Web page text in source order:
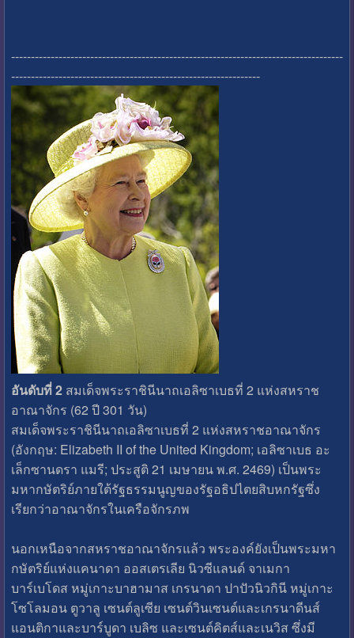
------------------------------------------------------------------------------------
---------------------------------------------------------------
อันดับที่ 2สมเด็จพระราชินีนาถเอลิซาเบธที่ 2 แห่งสหราช
อาณาจักร (62 ปี 301 วัน)
สมเด็จพระราชินีนาถเอลิซาเบธที่ 2 แห่งสหราชอาณาจักร
(อังกฤษ: Elizabeth II of the United Kingdom; เอลิซาเบธ อะ
เล็กซานดรา แมรี; ประสูติ 21 เมษายน พ.ศ. 2469) เป็นพระ
มหากษัตริย์ภายใต้รัฐธรรมนูญของรัฐอธิปไตยสิบหกรัฐซึ่ง
เรียกว่าอาณาจักรในเครือจักรภพ
นอกเหนือจากสหราชอาณาจักรแล้ว พระองค์ยังเป็นพระมหา
กษัตริย์แห่งแคนาดา ออสเตรเลีย นิวซีแลนด์ จาเมกา
บาร์เบโดส หมู่เกาะบาฮามาส เกรนาดา ปาปัวนิวกินี หมู่เกาะ
โซโลมอน ตูวาลู เซนต์ลูเซีย เซนต์วินเซนต์และเกรนาดีนส์
แอนติกาและบาร์บูดา เบลิซ และเซนต์คิตส์และเนวิส ซึ่งมี